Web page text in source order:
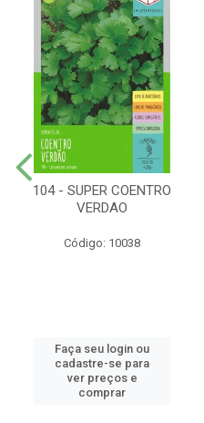
104 - SUPER COENTRO
VERDAO
Código: 10038
Faça seu login ou
cadastre-se para
ver preços e
comprar